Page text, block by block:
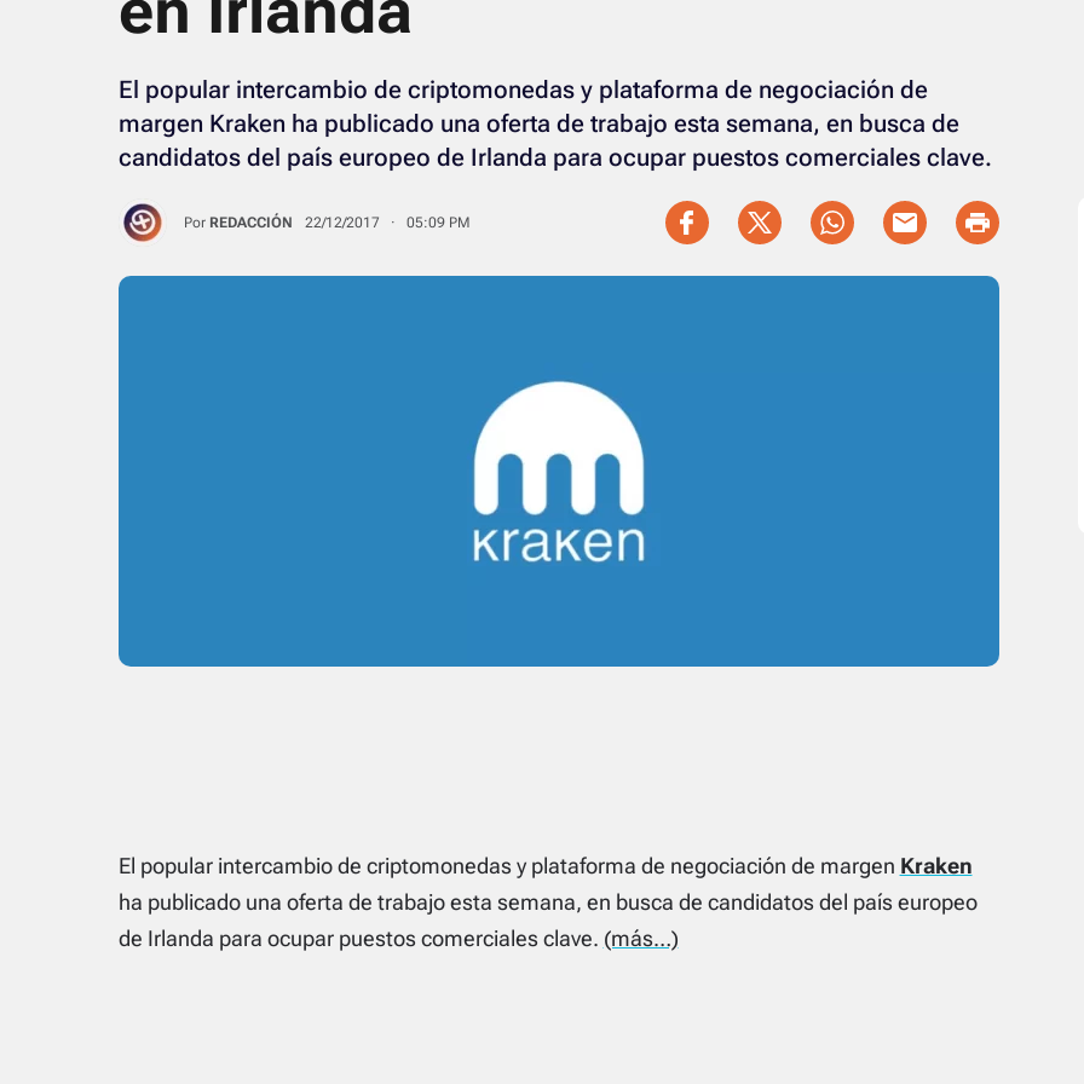
El popular intercambio de criptomonedas y plataforma de negociación de
margen Kraken ha publicado una oferta de trabajo esta semana, en busca de
candidatos del país europeo de Irlanda para ocupar puestos comerciales clave.
Por REDACCIÓN 22/12/2017 · 05:09 PM
El popular intercambio de criptomonedas y plataforma de negociación de margen Kraken
ha publicado una oferta de trabajo esta semana, en busca de candidatos del país europeo
de Irlanda para ocupar puestos comerciales clave. (más…)